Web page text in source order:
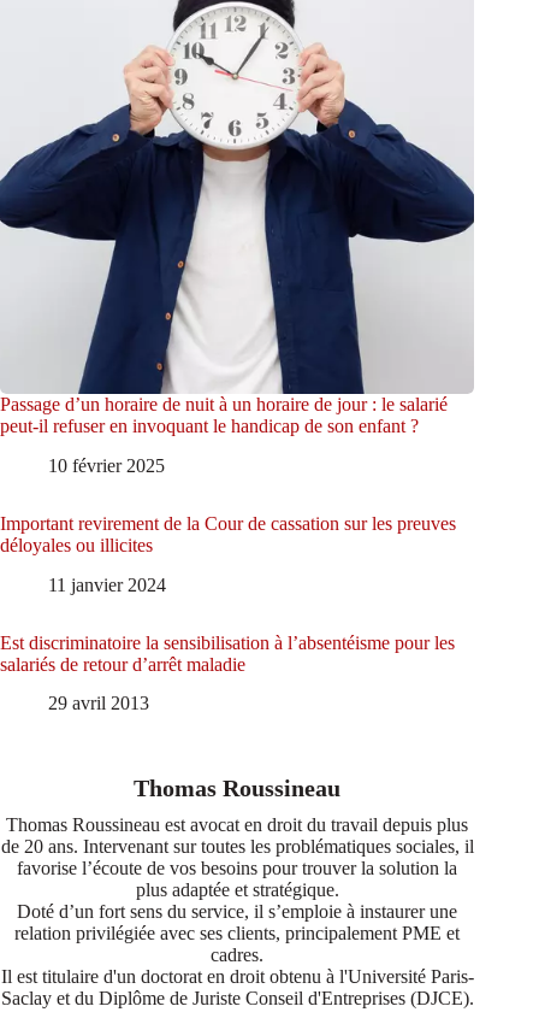
Passage d’un horaire de nuit à un horaire de jour : le salarié
peut-il refuser en invoquant le handicap de son enfant ?
10 février 2025
Important revirement de la Cour de cassation sur les preuves
déloyales ou illicites
11 janvier 2024
Est discriminatoire la sensibilisation à l’absentéisme pour les
salariés de retour d’arrêt maladie
29 avril 2013
Thomas Roussineau
Thomas Roussineau est avocat en droit du travail depuis plus
de 20 ans. Intervenant sur toutes les problématiques sociales, il
favorise l’écoute de vos besoins pour trouver la solution la
plus adaptée et stratégique.
Doté d’un fort sens du service, il s’emploie à instaurer une
relation privilégiée avec ses clients, principalement PME et
cadres.
Il est titulaire d'un doctorat en droit obtenu à l'Université Paris-
Saclay et du Diplôme de Juriste Conseil d'Entreprises (DJCE).